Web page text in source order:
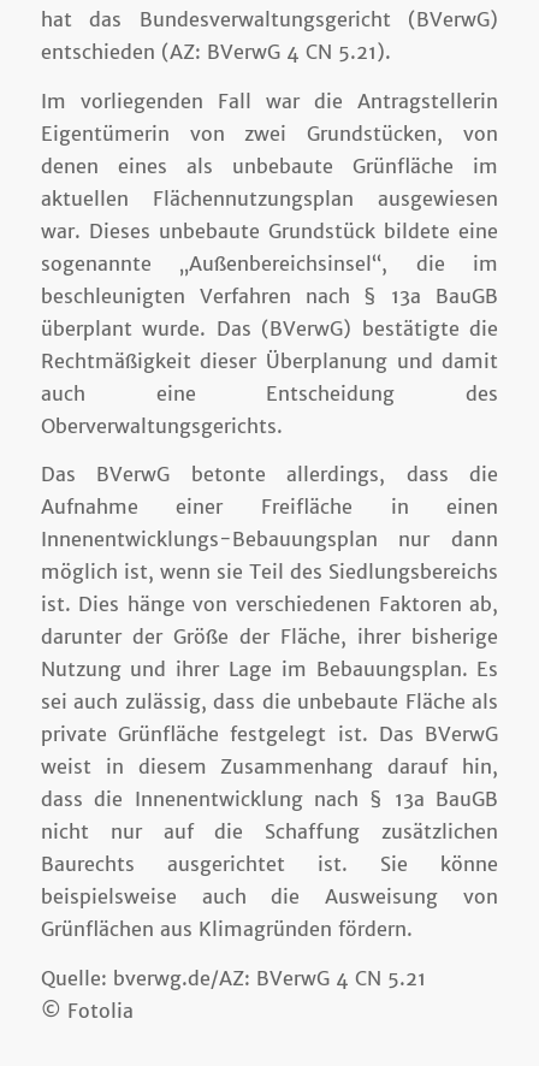
hat das Bundesverwaltungsgericht (BVerwG)
entschieden (AZ: BVerwG 4 CN 5.21).
Im vorliegenden Fall war die Antragstellerin
Eigentümerin von zwei Grundstücken, von
denen eines als unbebaute Grünfläche im
aktuellen Flächennutzungsplan ausgewiesen
war. Dieses unbebaute Grundstück bildete eine
sogenannte „Außenbereichsinsel“, die im
beschleunigten Verfahren nach § 13a BauGB
überplant wurde. Das (BVerwG) bestätigte die
Rechtmäßigkeit dieser Überplanung und damit
auch eine Entscheidung des
Oberverwaltungsgerichts.
Das BVerwG betonte allerdings, dass die
Aufnahme einer Freifläche in einen
Innenentwicklungs-Bebauungsplan nur dann
möglich ist, wenn sie Teil des Siedlungsbereichs
ist. Dies hänge von verschiedenen Faktoren ab,
darunter der Größe der Fläche, ihrer bisherige
Nutzung und ihrer Lage im Bebauungsplan. Es
sei auch zulässig, dass die unbebaute Fläche als
private Grünfläche festgelegt ist. Das BVerwG
weist in diesem Zusammenhang darauf hin,
dass die Innenentwicklung nach § 13a BauGB
nicht nur auf die Schaffung zusätzlichen
Baurechts ausgerichtet ist. Sie könne
beispielsweise auch die Ausweisung von
Grünflächen aus Klimagründen fördern.
Quelle: bverwg.de/AZ: BVerwG 4 CN 5.21
© Fotolia